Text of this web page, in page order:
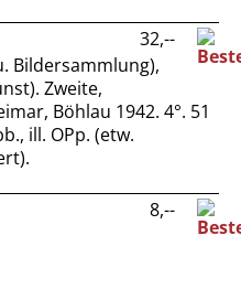
Bildersammlung),
Zweite,
Böhlau 1942. 4°. 51
ill. OPp. (etw.
32,--
8,--